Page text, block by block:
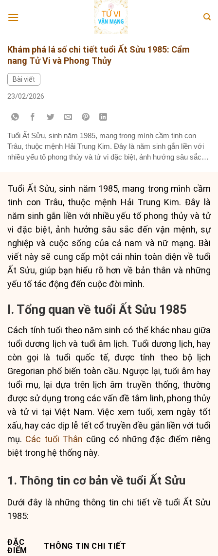
Khám phá lá số chi tiết tuổi Ất Sửu 1985: Cẩm
nang Tử Vi và Phong Thủy
Bài viết
23/02/2026
Tuổi Ất Sửu, sinh năm 1985, mang trong mình cầm tinh con
Trâu, thuộc mệnh Hải Trung Kim. Đây là năm sinh gắn liền với
nhiều yếu tố phong thủy và tử vi đặc biệt, ảnh hưởng sâu sắc
Tuổi Ất Sửu, sinh năm 1985, mang trong mình cầm
tinh con Trâu, thuộc mệnh Hải Trung Kim. Đây là
năm sinh gắn liền với nhiều yếu tố phong thủy và tử
vi đặc biệt, ảnh hưởng sâu sắc đến vận mệnh, sự
nghiệp và cuộc sống của cả nam và nữ mạng. Bài
viết này sẽ cung cấp một cái nhìn toàn diện về tuổi
Ất Sửu, giúp bạn hiểu rõ hơn về bản thân và những
yếu tố tác động đến cuộc đời mình.
I. Tổng quan về tuổi Ất Sửu 1985
Cách tính tuổi theo năm sinh có thể khác nhau giữa
tuổi dương lịch và tuổi âm lịch. Tuổi dương lịch, hay
còn gọi là tuổi quốc tế, được tính theo bộ lịch
Gregorian phổ biến toàn cầu. Ngược lại, tuổi âm hay
tuổi mụ, lại dựa trên lịch âm truyền thống, thường
được sử dụng trong các vấn đề tâm linh, phong thủy
và tử vi tại Việt Nam. Việc xem tuổi, xem ngày tốt
xấu, hay các dịp lễ tết cổ truyền đều gắn liền với tuổi
mụ. Các tuổi Thân cũng có những đặc điểm riêng
biệt trong hệ thống này.
1. Thông tin cơ bản về tuổi Ất Sửu
Dưới đây là những thông tin chi tiết về tuổi Ất Sửu
1985:
ĐẶC
ĐIỂM
THÔNG TIN CHI TIẾT